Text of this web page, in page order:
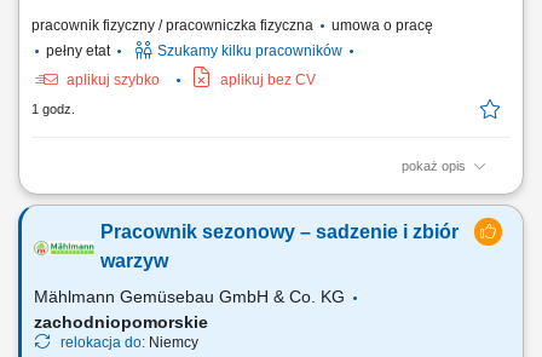
pracownik fizyczny / pracowniczka fizyczna
umowa o pracę
pełny etat
Szukamy kilku pracowników
aplikuj szybko
aplikuj bez CV
1 godz.
pokaż opis
Praca obejmuje międzynarodowe montaże, instalacje oraz prace
serwisowe u klientów, głównie na terenie Europy. Zakres obowiązków
Montaż mechaniczny maszyn i urządzeń przemysłowych; Montaż
podzespołów mechanicznych, konstrukcji stalowych, rurociągów,
Pracownik sezonowy – sadzenie i zbiór
warzyw
Mählmann Gemüsebau GmbH & Co. KG
zachodniopomorskie
relokacja do: Niemcy